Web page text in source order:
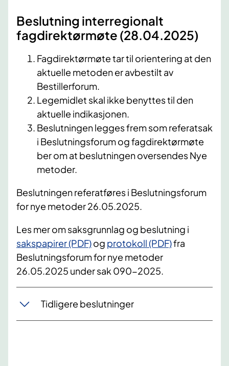
Beslutning interregionalt
fagdirektørmøte (28.04.2025)
Fagdirektørmøte tar til orientering at den
aktuelle metoden er avbestilt av
Bestillerforum.
Legemidlet skal ikke benyttes til den
aktuelle indikasjonen.
Beslutningen legges frem som referatsak
i Beslutningsforum og fagdirektørmøte
ber om at beslutningen oversendes Nye
metoder.
Beslutningen referatføres i Beslutningsforum
for nye metoder 26.05.2025.
Les mer om saksgrunnlag og beslutning i
sakspapirer (PDF)og protokoll (PDF)fra
Beslutningsforum for nye metoder
26.05.2025 under sak 090-2025.
Tidligere beslutninger